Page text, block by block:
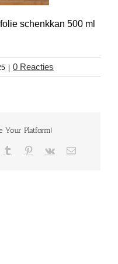
schenkkan 500 ml
0 Reacties
Your Platform!
Tumblr Pinterest
Vk
E-